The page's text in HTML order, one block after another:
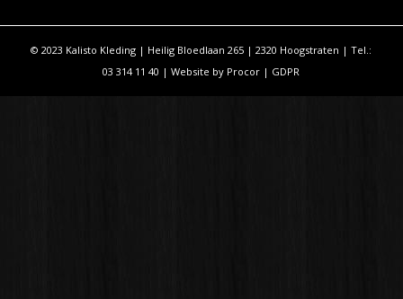
© 2023 Kalisto Kleding | Heilig Bloedlaan 265 | 2320 Hoogstraten | Tel.:
03 314 11 40 | Website by Procor | GDPR